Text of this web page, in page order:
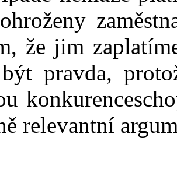
že jim
pravda,
relevantní